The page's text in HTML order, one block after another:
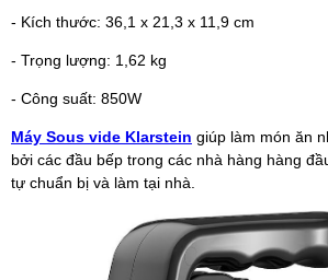
- Kích thước: 36,1 x 21,3 x 11,9 cm
- Trọng lượng: 1,62 kg
- Công suất: 850W
Máy Sous vide Klarstein giúp làm món ăn
bởi các đầu bếp trong các nhà hàng hàng
tự chuẩn bị và làm tại nhà.